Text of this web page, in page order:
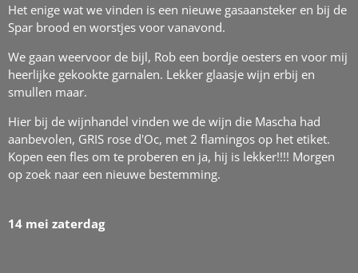
Het enige wat we vinden is een nieuwe gasaansteker en bij de
Spar brood en worstjes voor vanavond.
We gaan weervoor de bijl, Rob een bordje oesters en voor mij
heerlijke gekookte garnalen. Lekker glaasje wijn erbij en
smullen maar.
Hier bij de wijnhandel vinden we de wijn die Mascha had
aanbevolen, GRIS rose d'Oc, met 2 flamingos op het etiket.
Kopen een fles om te proberen en ja, hij is lekker!!!! Morgen
op zoek naar een nieuwe bestemming.
14 mei zaterdag